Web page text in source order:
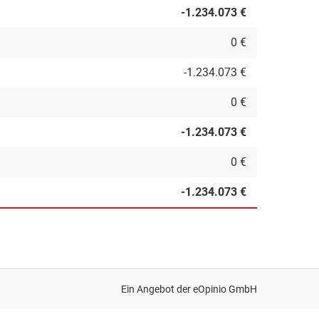
-1.234.073 €
0 €
-1.234.073 €
0 €
-1.234.073 €
0 €
-1.234.073 €
Ein Angebot dereOpinio GmbH